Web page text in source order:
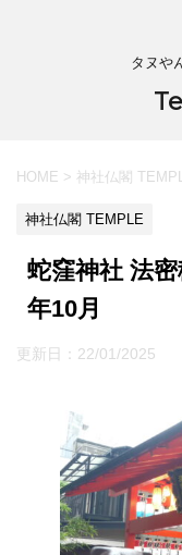
タヌや
HOME > 神社仏閣
神社仏閣 TEMPLE
蛇窪神社 法
年10月
更新日： 22/01/2025